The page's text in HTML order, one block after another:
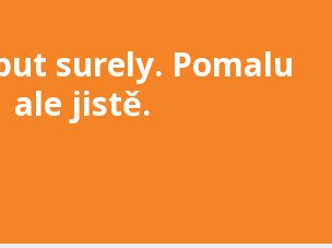
surely. Pomalu
ale jistě.